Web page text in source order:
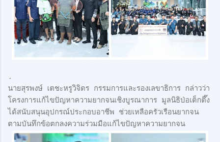
.
นายสุรพงษ์ เตชะหรูวิจิตร กรรมการและรองเลขาธิการ กล่าวว่า
โครงการแก้ไขปัญหาความยากจนเชิงบูรณาการ มูลนิธิป่อเต็กตึ๊ง
ได้สนับสนุนอุปกรณ์ประกอบอาชีพ ช่วยเหลือครัวเรือนยากจน
ตามบันทึกข้อตกลงความร่วมมือแก้ไขปัญหาความยากจน